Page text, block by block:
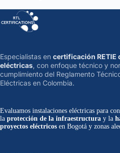
Especialistas en certificación RETIE
eléctricas, con enfoque técnico y
cumplimiento del Reglamento
Eléctricas en Colombia.
Evaluamos instalaciones eléctricas para
la protección de la infraestructura y la
proyectos eléctricos en Bogotá y zonas